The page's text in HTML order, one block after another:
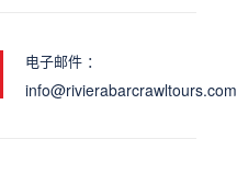
电子邮件 ：
info@rivierabarcrawltours.com